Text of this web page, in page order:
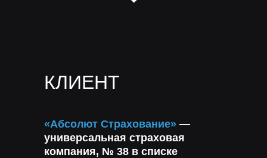
КЛИЕНТ
«Абсолют Страхование» —
универсальная страховая
компания, № 38 в списке